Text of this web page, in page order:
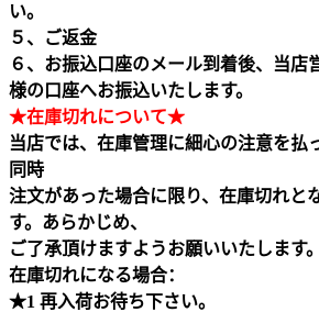
い。
５、ご返金
６、お振込口座のメール到着後、当店
様の口座へお振込いたします。
★在庫切れについて★
当店では、在庫管理に細心の注意を払
同時
注文があった場合に限り、在庫切れと
す。あらかじめ、
ご了承頂けますようお願いいたします。
在庫切れになる場合：
★1 再入荷お待ち下さい。